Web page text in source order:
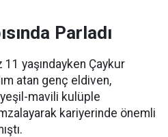
Parladı
yaşındayken Çaykur
atan genç eldiven,
mavili kulüple
kariyerinde önemli